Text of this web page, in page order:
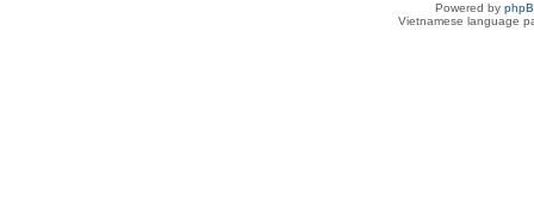
Powered by
Vietnamese language